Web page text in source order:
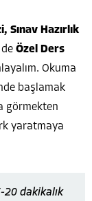
Hazırlık
Özel Ders
Okuma
başlamak
görmekten
yaratmaya
20 dakikalık